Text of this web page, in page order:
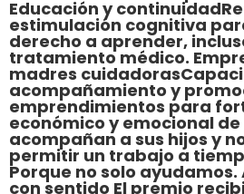
Educación y
estimulación cognitiva
derecho a aprender,
tratamiento médico.
madres
acompañamiento y
emprendimientos para
económico y emocional
acompañan a sus hijos y
permitir un trabajo a
Porque no solo
con sentido El premio